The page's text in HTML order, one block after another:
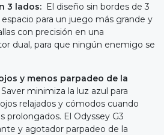
3 lados: El diseño sin bordes de 3
para un juego más grande y
con precisión en una
dual, para que ningún enemigo se
y menos parpadeo de la
minimiza la luz azul para
relajados y cómodos cuando
prolongados. El Odyssey G3
y agotador parpadeo de la